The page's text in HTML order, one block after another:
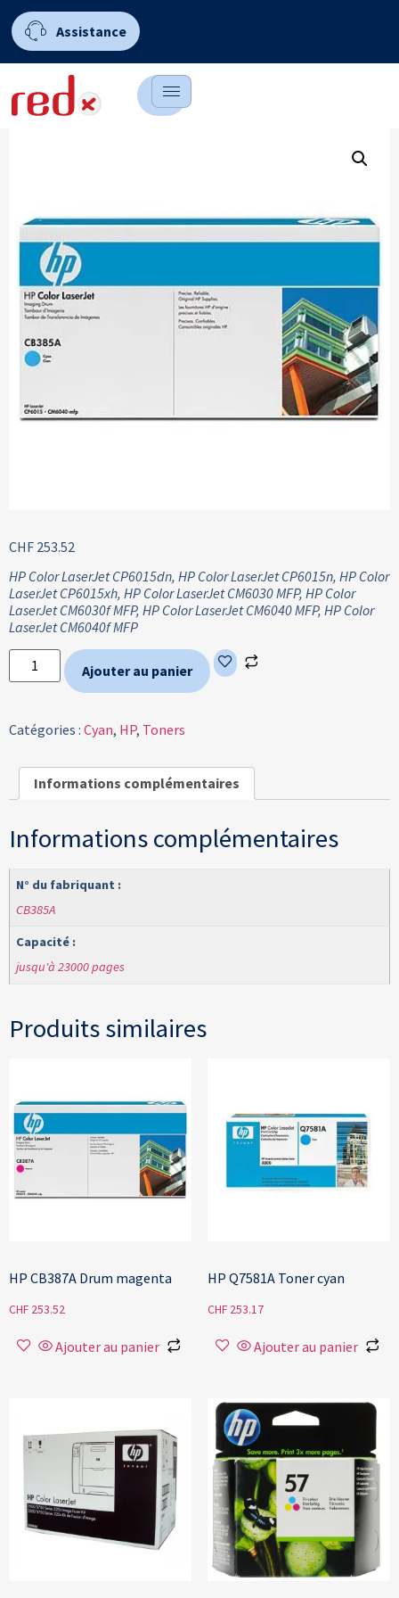
Assistance
0
CHF 253.52
HP Color LaserJet CP6015dn, HP Color LaserJet CP6015n, HP Color
LaserJet CP6015xh, HP Color LaserJet CM6030 MFP, HP Color
LaserJet CM6030f MFP, HP Color LaserJet CM6040 MFP, HP Color
LaserJet CM6040f MFP
Ajouter au panier
Catégories : Cyan, HP, Toners
Informations complémentaires
Informations complémentaires
N° du fabriquant :
CB385A
Capacité :
jusqu'à 23000 pages
Produits similaires
HP CB387A Drum magenta
CHF 253.52
Ajouter au panier
HP Q7581A Toner cyan
CHF253.17
Ajouter au panier